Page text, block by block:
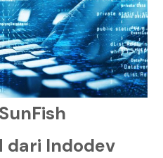
dari Indodev